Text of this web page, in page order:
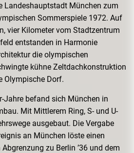
Landeshauptstadt München zum
Sommerspiele 1972. Auf
vier Kilometer vom Stadtzentrum
entstanden in Harmonie
die olympischen
kühne Zeltdachkonstruktion
Olympische Dorf.
Jahre befand sich München in
Mit Mittlerem Ring, S- und U-
ausgebaut. Die Vergabe
an München löste einen
zu Berlin ’36 und dem